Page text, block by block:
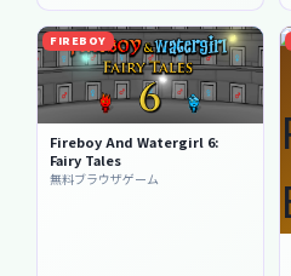
FIREBOY
Fireboy And Watergirl 6:
Fairy Tales
無料ブラウザゲーム